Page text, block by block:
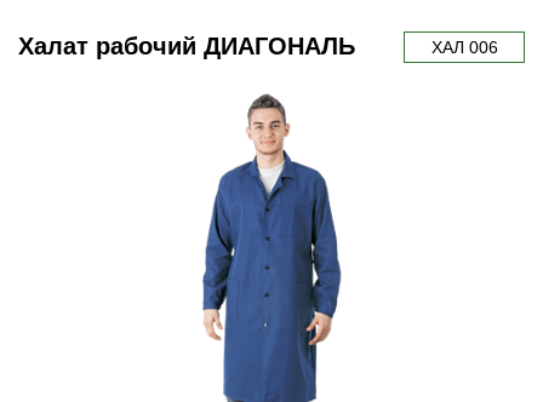
Халат рабочий ДИАГОНАЛЬ ХАЛ 006
Предыдущий